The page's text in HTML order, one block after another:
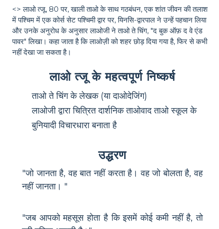
<> लाओ त्जू, 80 पर, खाली ताओ के साथ गठबंधन, एक शांत जीवन की तलाश
में पश्चिम में एक कोर्स सेट पश्चिमी द्वार पर, यिनसि-द्वारपाल ने उन्हें पहचान लिया
और उनके अनुरोध के अनुसार लाओजी ने ताओ ते चिंग, "द बुक ऑफ़ द वे एंड
पावर" लिखा। कहा जाता है कि लाओज़ी को शहर छोड़ दिया गया है, फिर से कभी
नहीं देखा जा सकता है।
लाओ त्जू के महत्वपूर्ण निष्कर्ष
ताओ ते चिंग के लेखक (या दाओदेजिंग)
लाओजी द्वारा चित्रित दार्शनिक ताओवाद ताओ स्कूल के
बुनियादी विचारधारा बनाता है
उद्धरण
"जो जानता है, वह बात नहीं करता है। वह जो बोलता है, वह
नहीं जानता। "
"जब आपको महसूस होता है कि इसमें कोई कमी नहीं है, तो